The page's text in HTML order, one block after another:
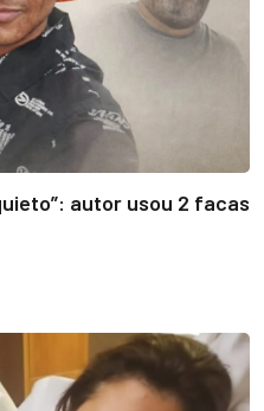
autor usou 2 facas